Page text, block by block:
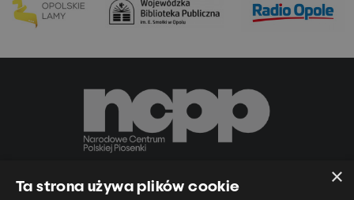
Narodowe Centrum Polskiej Piosenki
×
Ta strona używa plików cookie